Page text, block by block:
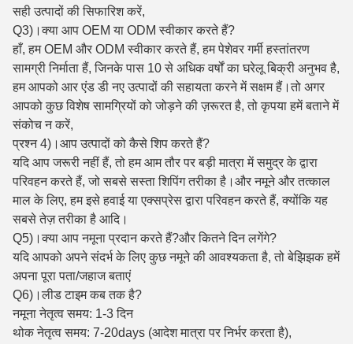
सही उत्पादों की सिफारिश करें,
Q3)।क्या आप OEM या ODM स्वीकार करते हैं?
हाँ, हम OEM और ODM स्वीकार करते हैं, हम पेशेवर गर्मी हस्तांतरण
सामग्री निर्माता हैं, जिनके पास 10 से अधिक वर्षों का घरेलू बिक्री अनुभव है,
हम आपको आर एंड डी नए उत्पादों की सहायता करने में सक्षम हैं।तो अगर
आपको कुछ विशेष सामग्रियों को जोड़ने की ज़रूरत है, तो कृपया हमें बताने में
संकोच न करें,
प्रश्न 4)।आप उत्पादों को कैसे शिप करते हैं?
यदि आप जरूरी नहीं हैं, तो हम आम तौर पर बड़ी मात्रा में समुद्र के द्वारा
परिवहन करते हैं, जो सबसे सस्ता शिपिंग तरीका है।और नमूने और तत्काल
माल के लिए, हम इसे हवाई या एक्सप्रेस द्वारा परिवहन करते हैं, क्योंकि यह
सबसे तेज़ तरीका है आदि।
Q5)।क्या आप नमूना प्रदान करते हैं?और कितने दिन लगेंगे?
यदि आपको अपने संदर्भ के लिए कुछ नमूने की आवश्यकता है, तो बेझिझक हमें
अपना पूरा पता/जहाज बताएं
Q6)।लीड टाइम कब तक है?
नमूना नेतृत्व समय: 1-3 दिन
थोक नेतृत्व समय: 7-20days (आदेश मात्रा पर निर्भर करता है),